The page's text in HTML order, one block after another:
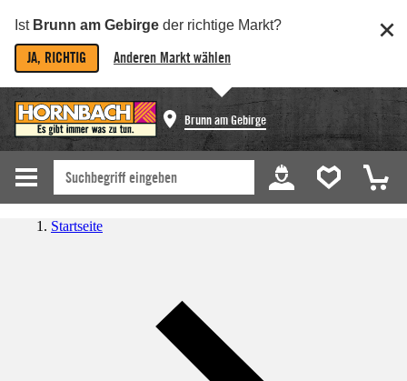
Ist Brunn am Gebirge der richtige Markt?
JA, RICHTIG Anderen Markt wählen
Brunn am Gebirge
Startseite